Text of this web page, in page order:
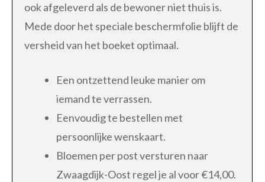
ook afgeleverd als de bewoner niet thuis is.
Mede door het speciale beschermfolie blijft de
versheid van het boeket optimaal.
Een ontzettend leuke manier om
iemand te verrassen.
Eenvoudig te bestellen met
persoonlijke wenskaart.
Bloemen per post versturen naar
Zwaagdijk-Oost regel je al voor €14,00.